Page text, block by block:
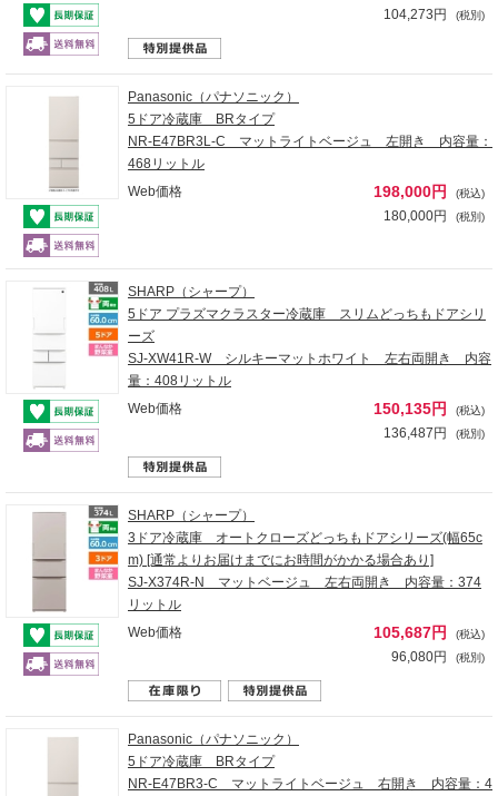
104,273円 (税別)
Panasonic（パナソニック）
5ドア冷蔵庫 BRタイプ
NR-E47BR3L-C マットライトベージュ 左開き 内容量：
468リットル
Web価格
198,000円 (税込)
180,000円 (税別)
SHARP（シャープ）
5ドア プラズマクラスター冷蔵庫 スリムどっちもドアシリ
ーズ
SJ-XW41R-W シルキーマットホワイト 左右両開き 内容
量：408リットル
Web価格
150,135円 (税込)
136,487円 (税別)
SHARP（シャープ）
3ドア冷蔵庫 オートクローズどっちもドアシリーズ(幅65c
m) [通常よりお届けまでにお時間がかかる場合あり]
SJ-X374R-N マットベージュ 左右両開き 内容量：374
リットル
Web価格
105,687円 (税込)
96,080円 (税別)
Panasonic（パナソニック）
5ドア冷蔵庫 BRタイプ
NR-E47BR3-C マットライトベージュ 右開き 内容量：4